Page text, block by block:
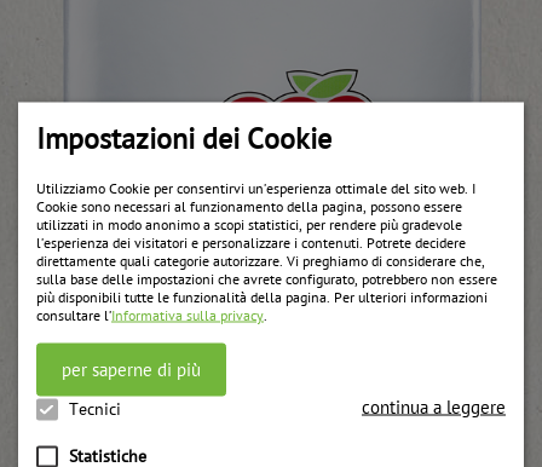
Impostazioni dei Cookie
Utilizziamo Cookie per consentirvi un’esperienza ottimale del sito web. I
Cookie sono necessari al funzionamento della pagina, possono essere
utilizzati in modo anonimo a scopi statistici, per rendere più gradevole
l’esperienza dei visitatori e personalizzare i contenuti. Potrete decidere
direttamente quali categorie autorizzare. Vi preghiamo di considerare che,
sulla base delle impostazioni che avrete configurato, potrebbero non essere
più disponibili tutte le funzionalità della pagina. Per ulteriori informazioni
consultare l’Informativa sulla privacy
per saperne di più
Tecnici
Statistiche
continua a leggere